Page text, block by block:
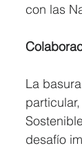
con las
La
desafío